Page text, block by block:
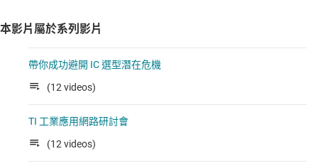
本影片屬於系列影片
帶你成功避開 IC 選型潛在危機
(12 videos)
TI 工業應用網路研討會
(12 videos)